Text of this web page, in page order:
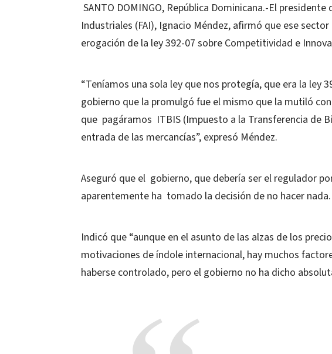
SANTO DOMINGO, República Dominicana.-El
Industriales (FAI), Ignacio Méndez, afirmó que ese
erogación de la ley 392-07 sobre Competitividad e
“Teníamos una sola ley que nos protegía, que era la ley
gobierno que la promulgó fue el mismo que la mutiló
que pagáramos ITBIS (Impuesto a la Transferencia de
entrada de las mercancías”, expresó Méndez.
Aseguró que el gobierno, que debería ser el regulador
aparentemente ha tomado la decisión de no hacer nada.
Indicó que “aunque en el asunto de las alzas de los
motivaciones de índole internacional, hay muchos
haberse controlado, pero el gobierno no ha dicho